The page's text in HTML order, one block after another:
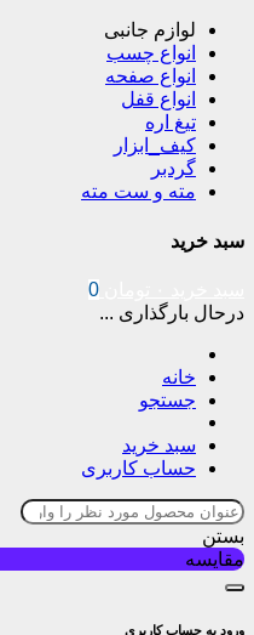
لوازم جانبی
انواع چسب
انواع صفحه
انواع قفل
تیغ اره
کیف_ابزار
گردبر
مته و ست مته
سبد خرید
0
درحال بارگذاری ...
خانه
جستجو
سبد خرید
حساب کاربری
بستن
مقایسه
ورود به حساب کاربری